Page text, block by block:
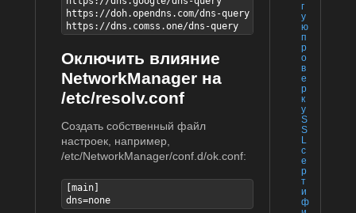
г
у
ю
п
р
о
в
е
р
к
у
S
S
L
с
е
р
т
и
ф
https://doh.opendns.com/dns-query
https://dns.comss.one/dns-query
Оключить влияние
NetworkManager на
/etc/resolv.conf
Создать собственный файл
настроек, например,
/etc/NetworkManager/conf.d/ok.conf:
[main]
dns=none